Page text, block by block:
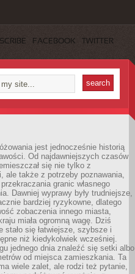
FACEBOOK TWITTER
jest jednocześnie historią
Od najdawniejszych czasów
się nie tylko z
ale także z potrzeby poznawania,
granic własnego
Dawniej wyprawy były trudniejsze,
bardziej ryzykowne, dlatego
zobaczenia innego miasta,
miała ogromną wagę. Dziś
stało się łatwiejsze, szybsze i
niż kiedykolwiek wcześniej.
jednego dnia znaleźć się setki albo
od miejsca zamieszkania. Ta
wiele zalet, ale rodzi też pytanie,